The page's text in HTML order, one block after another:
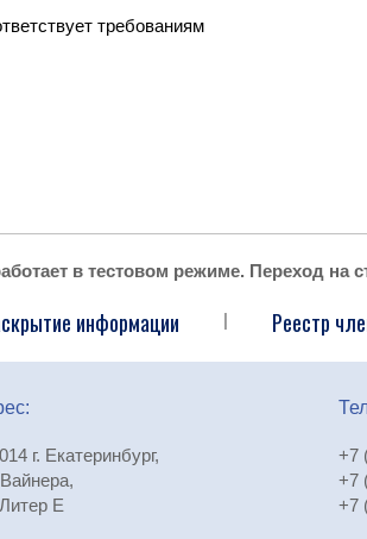
требованиям
в тестовом режиме. Переход на
информации | Реестр
г. Екатеринбург,
Е
+7
+7
+7